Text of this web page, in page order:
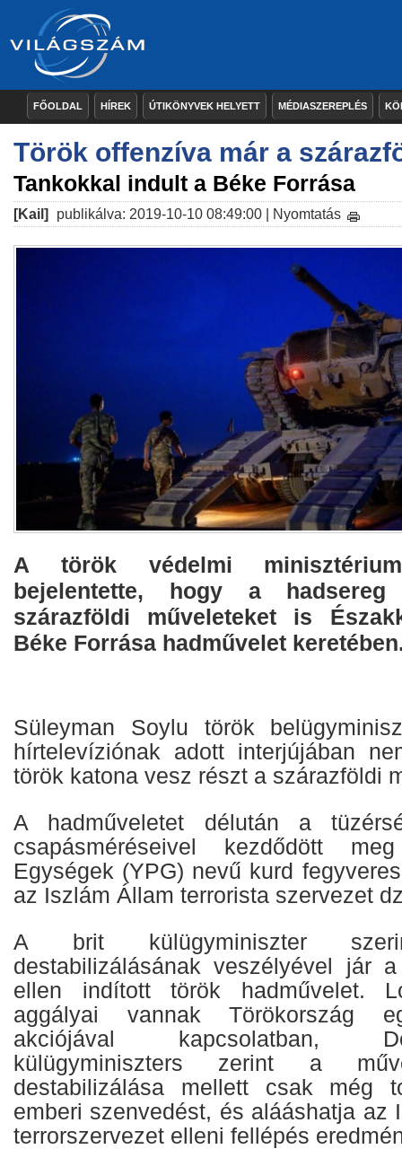
FŐOLDAL HÍREK ÚTIKÖNYVEK HELYETT MÉDIASZEREPLÉS
Török offenzíva már a
Tankokkal indult a Béke Forrása
[Kail] publikálva: 2019-10-10 08:49:00 | Nyomtatás
A török védelmi
bejelentette, hogy a
szárazföldi műveleteket is
Béke Forrása hadművelet
Süleyman Soylu török
hírtelevíziónak adott interjújában
török katona vesz részt a szárazföldi
A hadműveletet délután a
csapásméréseivel kezdődött
Egységek (YPG) nevű kurd
az Iszlám Állam terrorista szervezet
A brit külügyminiszter
destabilizálásának veszélyével jár
ellen indított török hadművelet.
aggályai vannak Törökország
akciójával kapcsolatban,
külügyminiszters zerint a
destabilizálása mellett csak még
emberi szenvedést, és alááshatja az
terrorszervezet elleni fellépés